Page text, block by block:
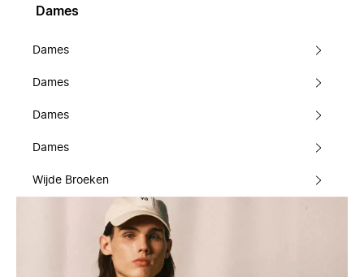
Dames
Dames
Dames
Dames
Dames
Wijde Broeken